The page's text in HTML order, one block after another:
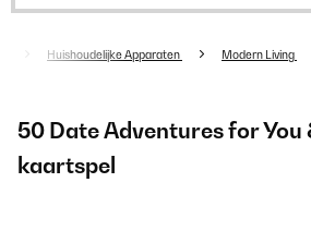
Huishoudelijke Apparaten Modern Living
50 Date Adventures for You
kaartspel